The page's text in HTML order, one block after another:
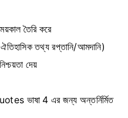
তৈরি করে
ঐতিহাসিক তথ্য রপ্তানি/আমদানি)
দেয়
ভাষা 4 এর জন্য অন্তর্নির্মিত